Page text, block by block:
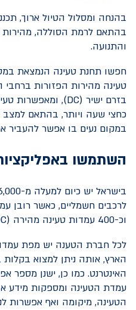
בהנחה ומסלול הטיול ארוך,
בהתאם לרמת הסוללה, מהירות
והתנועה.
חפשו תחנת טעינה הנמצאת
טעינה מהירות הפזורות
בזרם ישיר (DC), ומאפשרות
כחצי שעה ויותר, בהתאם למצב
במקום נעים בו אפשר להעביר
השתמשו
לרכבים חשמליים, כאשר רובן
וכ-400 עמדות טעינה מהירה (
לכל חברת הטענה יש מפת
הארץ, אותה ניתן למצוא בקלות
האינטרנט. כמו כן, ישנן מספר
עמדת הטעינה ומספקות מידע
הטעינה, מיקומה ואף אפשרות